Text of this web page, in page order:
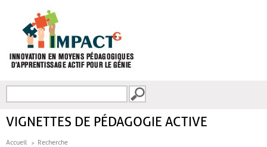
FORMULAIRE DE
VIGNETTES DE PÉDAGOGIE ACTIVE
Accueil Recherche